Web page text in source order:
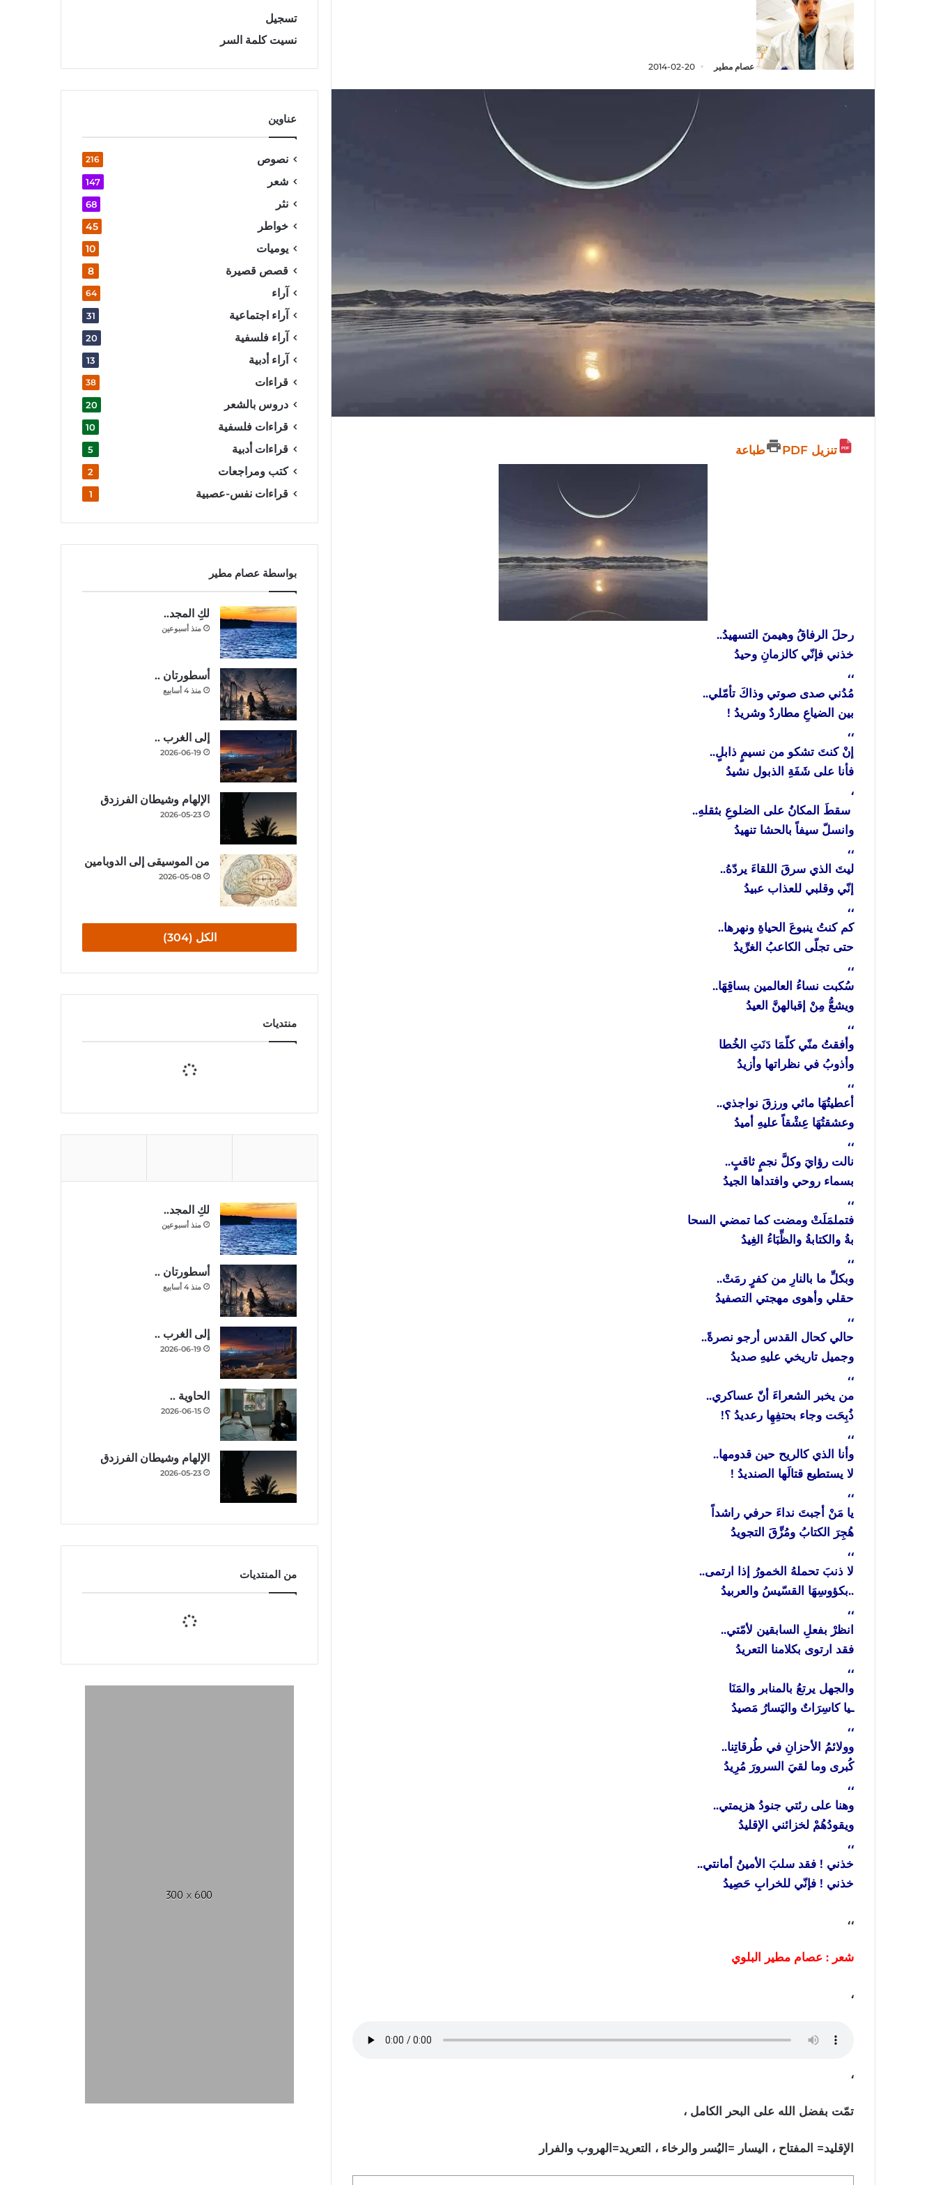
عصام مطير 2014-02-20
تنزيل PDF طباعة
رحلَ الرفاقُ وهيمنَ التسهيدُ..
خذني فإنّي كالزمانِ وحيدُ
،،
مُدُني صدى صوتي وذاكَ تأمّلي..
بين الضياعِ مطاردٌ وشريدُ !
،،
إنْ كنتَ تشكو من نسيمٍ ذابلٍ..
فأنا على شَفَةِ الذبول نشيدُ
،
سقطَ المكانُ على الضلوعِ بثقلهِ..
وانسلّ سيفاً بالحشا تنهيدُ
،،
ليتَ الذي سرقَ اللقاءَ يردّهُ..
إنّي وقلبي للعذاب عبيدُ
،،
كم كنتُ ينبوعَ الحياةِ ونهرها..
حتى تجلّى الكاعبُ الغرِّيدُ
،،
سُكبت نساءُ العالمين بساقِهَا..
ويشعُّ مِنْ إقبالهنَّ العيدُ
،،
وأفقتُ منّي كلّمَا دَنَتِ الخُطا
وأذوبُ في نظراتها وأزيدُ
،،
أعطيتُهَا مائي ورزقَ نواجذي..
وعشقتُهَا عِشْقاً عليهِ أميدُ
،،
نالت رؤايَ وكلَّ نجمٍ ثاقبٍ..
بسماء روحي وافتداها الجيدُ
،،
فتملمَلَتْ ومضت كما تمضي السحا
بةُ والكتابةُ والظِّبَاءُ الغِيدُ
،،
وبكلِّ ما بالنارِ من كفرٍ رمَتْ..
حقلي وأهوى مهجتي التصفيدُ
،،
حالي كحال القدس أرجو نصرةً..
وجميل تاريخي عليهِ صديدُ
،،
من يخبر الشعراءَ أنّ عساكري..
ذُبِحَت وجاء بحتفِهِا رعديدُ ؟!
،،
وأنا الذي كالريح حين قدومها..
لا يستطيع قتالَها الصنديدُ !
،،
يا مَنْ أجبتَ نداءَ حرفي راشداً
هُجِرَ
الكتابُ ومُزِّقَ التجويدُ
،،
لا ذنبَ تحملهُ الخمورُ إذا ارتمى..
..بكؤوسِهَا القسّيسُ والعربيدُ
،،
انظرْ بفعلِ السابقين لأمّتي..
فقد ارتوى بكلامنا التعريدُ
،،
والجهل يرتعُ بالمنابر والمَنَا
ـيا كاسِرَاتٌ واليَسارُ مَصيدُ
،،
وولائمُ الأحزانِ في طُرقاتِنا..
كُبرى وما لقيَ السرورَ مُرِيدُ
،،
وهنا على رئتي جنودُ هزيمتي..
ويقودُهُمْ لخزائني الإقليدُ
،،
خذني ! فقد سلبَ الأمينُ أمانتي..
خذني ! فإنّي للخرابِ حَصِيدُ
،،
شعر : عصام مطير البلوي
،
،
تمّت بفضل الله على البحر الكامل ،
الإقليد= المفتاح ، اليسار =اليُسر والرخاء ، التعريد=الهروب والفرار
تسجيل
نسيت كلمة السر
عناوين
نصوص 216
شعر 147
نثر 68
خواطر 45
يوميات 10
قصص قصيرة 8
آراء 64
آراء اجتماعية 31
آراء فلسفية 20
آراء أدبية 13
قراءات 38
دروس بالشعر 20
قراءات فلسفية 10
قراءات أدبية 5
كتب ومراجعات 2
قراءات نفس-عصبية 1
بواسطة عصام مطير
لكِ المجد..
منذ أسبوعين
أسطورتان ..
منذ 4 أسابيع
إلى الغرب ..
2026-06-19
الإلهام وشيطان الفرزدق
2026-05-23
من الموسيقى إلى الدوبامين
2026-05-08
الكل (304)
منتديات
لكِ المجد..
منذ أسبوعين
أسطورتان ..
منذ 4 أسابيع
إلى الغرب ..
2026-06-19
الحاوية ..
2026-06-15
الإلهام وشيطان الفرزدق
2026-05-23
من المنتديات